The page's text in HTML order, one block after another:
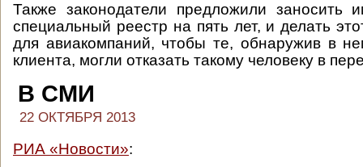
Также законодатели предложили заносить
специальный реестр на пять лет, и делать
для авиакомпаний, чтобы те, обнаружив в
клиента, могли отказать такому человеку в
В СМИ
22 ОКТЯБРЯ 2013
РИА «Новости»: